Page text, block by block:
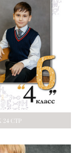
СТР